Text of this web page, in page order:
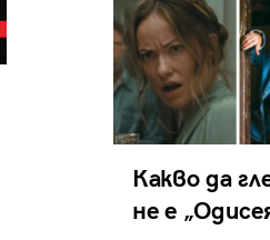
Какво да
не е